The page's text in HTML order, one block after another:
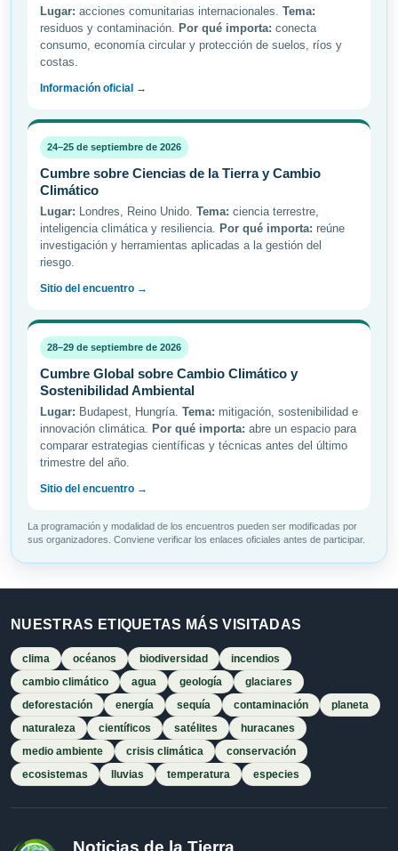
Lugar: acciones comunitarias internacionales. Tema:
residuos y contaminación. Por qué importa: conecta
consumo, economía circular y protección de suelos, ríos y
costas.
Información oficial →
24–25 de septiembre de 2026
Cumbre sobre Ciencias de la Tierra y Cambio
Climático
Lugar: Londres, Reino Unido. Tema: ciencia terrestre,
inteligencia climática y resiliencia. Por qué importa: reúne
investigación y herramientas aplicadas a la gestión del
riesgo.
Sitio del encuentro →
28–29 de septiembre de 2026
Cumbre Global sobre Cambio Climático y
Sostenibilidad Ambiental
Lugar: Budapest, Hungría. Tema: mitigación, sostenibilidad e
innovación climática. Por qué importa: abre un espacio para
comparar estrategias científicas y técnicas antes del último
trimestre del año.
Sitio del encuentro →
La programación y modalidad de los encuentros pueden ser modificadas por
sus organizadores. Conviene verificar los enlaces oficiales antes de participar.
NUESTRAS ETIQUETAS MÁS VISITADAS
clima océanos biodiversidad
incendios
cambio climático
agua geología
glaciares
deforestación
energía sequía contaminación
planeta
naturaleza
científicos satélites
huracanes
medio ambiente
crisis climática
conservación
ecosistemas
lluvias temperatura especies